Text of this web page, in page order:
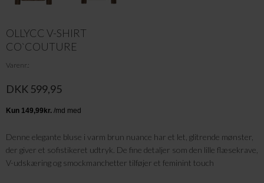
OLLYCC V-SHIRT
CO`COUTURE
Varenr.
DKK 599,95
Denne elegante bluse i varm brun nuance har et let, glitrende mønster,
der giver et sofistikeret udtryk. De fine detaljer som den lille flæsekrave,
V-udskæring og smockmanchetter tilføjer et feminint touch